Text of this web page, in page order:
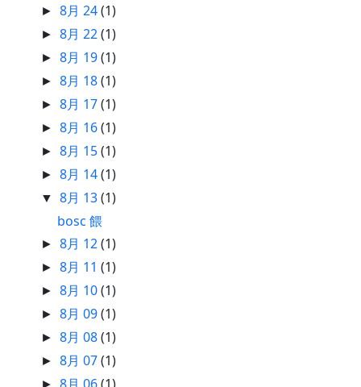
►8月 24(1)
►8月 22(1)
►8月 19(1)
►8月 18(1)
►8月 17(1)
►8月 16(1)
►8月 15(1)
►8月 14(1)
▼8月 13(1)
bosc 餵
►8月 12(1)
►8月 11(1)
►8月 10(1)
►8月 09(1)
►8月 08(1)
►8月 07(1)
►